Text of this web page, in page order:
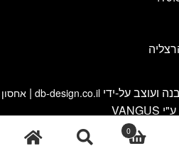
| אחסון
ע"י VANGUS
0